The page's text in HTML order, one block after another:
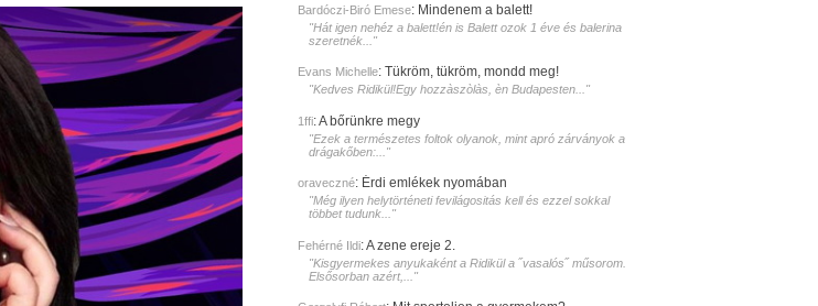
Bardóczi-Biró Emese: Mindenem a balett!
"Hát igen nehéz a balett!én is Balett ozok 1 éve és balerina
szeretnék..."
Evans Michelle: Tükröm, tükröm, mondd meg!
"Kedves Ridikül!Egy hozzàszòlàs, èn Budapesten..."
1ffi:A bőrünkre megy
"Ezek a természetes foltok olyanok, mint apró zárványok a
drágakőben:..."
oraveczné: Érdi emlékek nyomában
"Még ilyen helytörténeti fevilágositás kell és ezzel sokkal
többet tudunk..."
Fehérné Ildi:A zene ereje 2.
"Kisgyermekes anyukaként a Ridikül a ˝vasalós˝ műsorom.
Elsősorban azért,..."